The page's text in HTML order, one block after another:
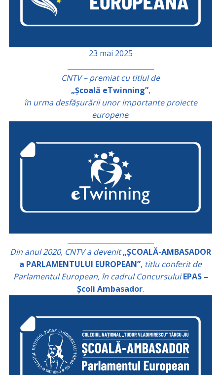
23 mai 2025
CNTV – premiat cu titlul de
„Școală eTwinning”,
în urma desfășurării unor importante proiecte
europene.
Din anul 2020, CNTV a devenit „ȘCOALĂ-AMBASADOR
a PARLAMENTULUI EUROPEAN”, titlu conferit de
Parlamentul European, în cadrul Concursului EPAS –
Școli Ambasador.